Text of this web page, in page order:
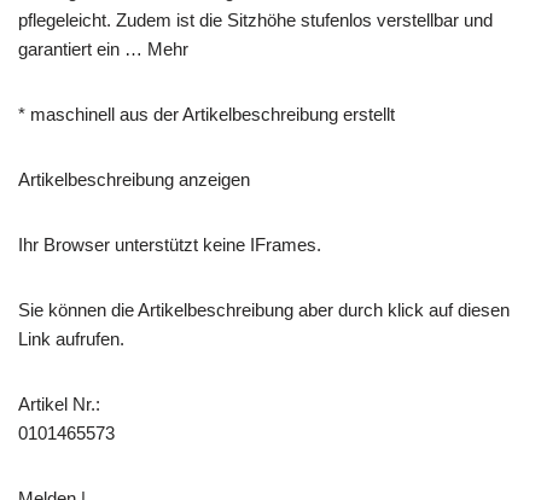
pflegeleicht. Zudem ist die Sitzhöhe stufenlos verstellbar und
garantiert ein … Mehr
* maschinell aus der Artikelbeschreibung erstellt
Artikelbeschreibung anzeigen
Ihr Browser unterstützt keine IFrames.
Sie können die Artikelbeschreibung aber durch klick auf diesen
Link aufrufen.
Artikel Nr.:
0101465573